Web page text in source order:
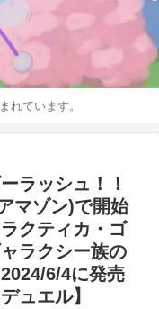
れています。
ラッシュ！！
マゾン)で開始
クティカ・ゴ
ラクシー族の
6/4に発売
ュエル】